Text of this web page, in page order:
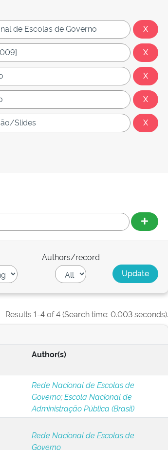
Authors/record
Results 1-4 of 4 (Search time: 0.003 seconds).
Author(s)
Rede Nacional de Escolas de
Governo;Escola Nacional de
Administração Pública (Brasil)
Rede Nacional de Escolas de
Governo